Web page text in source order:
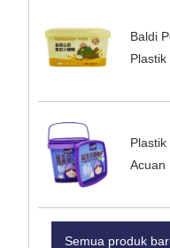
Baldi
Plastik
Acuan
Semua produk